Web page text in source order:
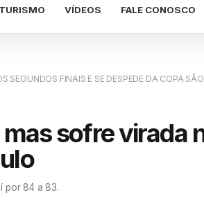
TURISMO VÍDEOS FALE CONOSCO
FINAIS E SE DESPEDE DA COPA
sofre virada
por 84 a 83.